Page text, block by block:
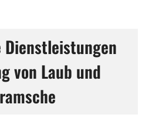
von Laub und